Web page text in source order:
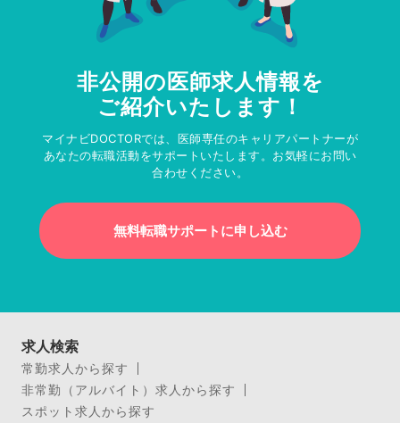
非公開の医師求人情報を
ご紹介いたします！
マイナビDOCTORでは、医師専任のキャリアパートナーが
あなたの転職活動をサポートいたします。お気軽にお問い
合わせください。
無料転職サポートに申し込む
求人検索
常勤求人から探す
非常勤（アルバイト）求人から探す
スポット求人から探す